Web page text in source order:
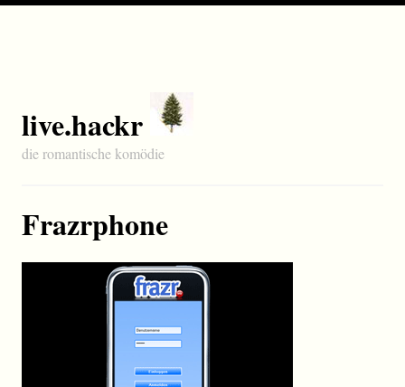
live.hackr
die romantische komödie
Frazrphone